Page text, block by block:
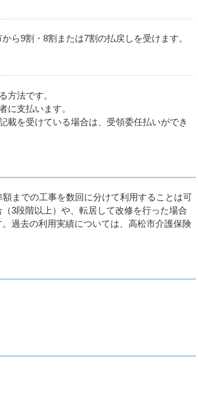
ら9割・8割または7割の払戻しを受けます。
方法です。
に支払います。
を受けている場合は、受領委任払いができ
までの工事を数回に分けて利用することは可
3段階以上）や、転居して改修を行った場合
過去の利用実績については、高松市介護保険